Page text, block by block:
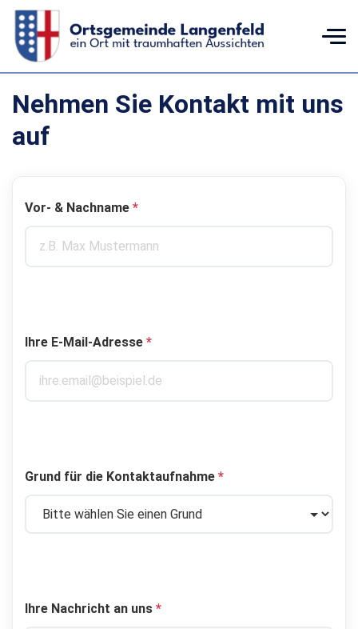
Nehmen Sie Kontakt mit uns
auf
Vor- & Nachname *
Ihre E-Mail-Adresse *
Grund für die Kontaktaufnahme *
Ihre Nachricht an uns *